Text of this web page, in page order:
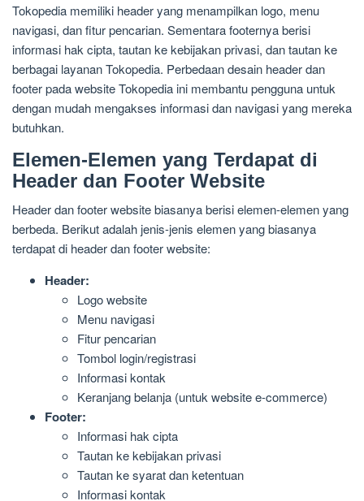
Tokopedia memiliki header yang menampilkan logo, menu
navigasi, dan fitur pencarian. Sementara footernya berisi
informasi hak cipta, tautan ke kebijakan privasi, dan tautan ke
berbagai layanan Tokopedia. Perbedaan desain header dan
footer pada website Tokopedia ini membantu pengguna untuk
dengan mudah mengakses informasi dan navigasi yang mereka
butuhkan.
Elemen-Elemen yang Terdapat di
Header dan Footer Website
Header dan footer website biasanya berisi elemen-elemen yang
berbeda. Berikut adalah jenis-jenis elemen yang biasanya
terdapat di header dan footer website:
Header:
Logo website
Menu navigasi
Fitur pencarian
Tombol login/registrasi
Informasi kontak
Keranjang belanja (untuk website e-commerce)
Footer:
Informasi hak cipta
Tautan ke kebijakan privasi
Tautan ke syarat dan ketentuan
Informasi kontak